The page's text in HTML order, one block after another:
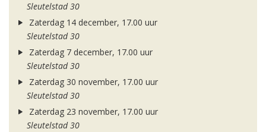
Sleutelstad 30
Zaterdag 14 december, 17.00 uur
Sleutelstad 30
Zaterdag 7 december, 17.00 uur
Sleutelstad 30
Zaterdag 30 november, 17.00 uur
Sleutelstad 30
Zaterdag 23 november, 17.00 uur
Sleutelstad 30